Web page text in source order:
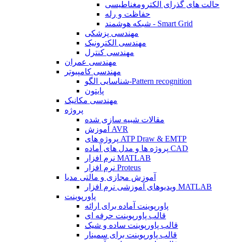
حالت های گذرای الکترومغناطیسی
حفاظت و رله
شبکه هوشمند - Smart Grid
مهندسی پزشکی
مهندسی الکترونیک
مهندسی کنترل
مهندسی عمران
مهندسی کامپیوتر
شناسایی الگو-Pattern recognition
پایتون
مهندسی مکانیک
پروژه
مقالات شبیه سازی شده
آموزش AVR
پروژه های ATP Draw & EMTP
پروژه ها و مدل های آماده CAD
نرم افزار MATLAB
نرم افزار Proteus
آموزش مجازی و مالتی مدیا
ویدیوهای آموزشی نرم افزار MATLAB
پاورپوینت
پاورپوینت آماده برای ارائه
قالب پاورپوینت حرفه ای
قالب پاورپوینت ساده و شیک
قالب پاورپوینت برای سمینار